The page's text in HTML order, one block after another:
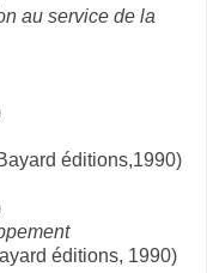
au service de la
éditions,1990)
éditions, 1990)